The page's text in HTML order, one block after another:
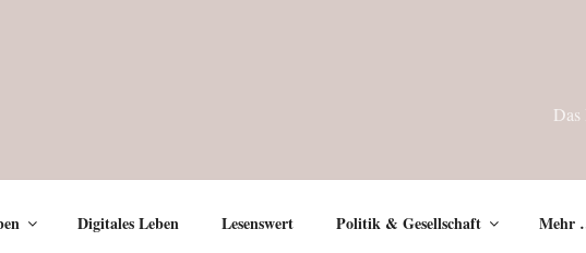
Digitales Leben Lesenswert Politik & Gesellschaft Mehr